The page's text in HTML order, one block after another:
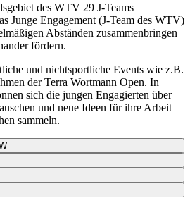
des WTV 29 J-Teams
Junge Engagement (J-Team des WTV)
Abständen zusammenbringen
fördern.
und nichtsportliche Events wie z.B.
der Terra Wortmann Open. In
sich die jungen Engagierten über
und neue Ideen für ihre Arbeit
sammeln.